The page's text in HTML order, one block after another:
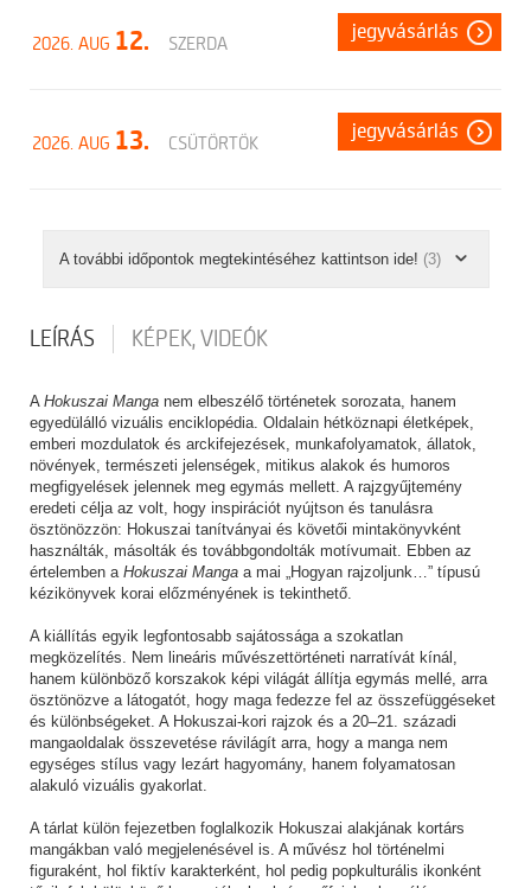
2026. AUG 12. SZERDA
jegyvásárlás
2026. AUG 13. CSÜTÖRTÖK
jegyvásárlás
A további időpontok megtekintéséhez kattintson ide! (3)
LEÍRÁS KÉPEK, VIDEÓK
A Hokuszai Manga nem elbeszélő történetek sorozata, hanem
egyedülálló vizuális enciklopédia. Oldalain hétköznapi életképek,
emberi mozdulatok és arckifejezések, munkafolyamatok, állatok,
növények, természeti jelenségek, mitikus alakok és humoros
megfigyelések jelennek meg egymás mellett. A rajzgyűjtemény
eredeti célja az volt, hogy inspirációt nyújtson és tanulásra
ösztönözzön: Hokuszai tanítványai és követői mintakönyvként
használták, másolták és továbbgondolták motívumait. Ebben az
értelemben a Hokuszai Manga a mai „Hogyan rajzoljunk…” típusú
kézikönyvek korai előzményének is tekinthető.
A kiállítás egyik legfontosabb sajátossága a szokatlan
megközelítés. Nem lineáris művészettörténeti narratívát kínál,
hanem különböző korszakok képi világát állítja egymás mellé, arra
ösztönözve a látogatót, hogy maga fedezze fel az összefüggéseket
és különbségeket. A Hokuszai-kori rajzok és a 20–21. századi
mangaoldalak összevetése rávilágít arra, hogy a manga nem
egységes stílus vagy lezárt hagyomány, hanem folyamatosan
alakuló vizuális gyakorlat.
A tárlat külön fejezetben foglalkozik Hokuszai alakjának kortárs
mangákban való megjelenésével is. A művész hol történelmi
figuraként, hol fiktív karakterként, hol pedig popkulturális ikonként